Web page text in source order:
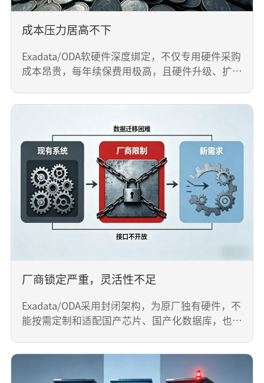
成本压力居高不下
Exadata/ODA软硬件深度绑定，不仅专用硬件采购
成本昂贵，每年续保费用极高，且硬件升级、扩容
Exadata/ODA软硬件深度绑定，不仅专用硬件采购
成本昂贵，每年续保费用极高，且硬件升级、扩容
需要原厂进行技术支持，长期运维投入巨大，叠加
企业降本增效需求，成本压力成为核心痛点。
厂商锁定严重，灵活性不足
Exadata/ODA采用封闭架构，为原厂独有硬件，不
能按需定制和适配国产芯片、国产化数据库，也难